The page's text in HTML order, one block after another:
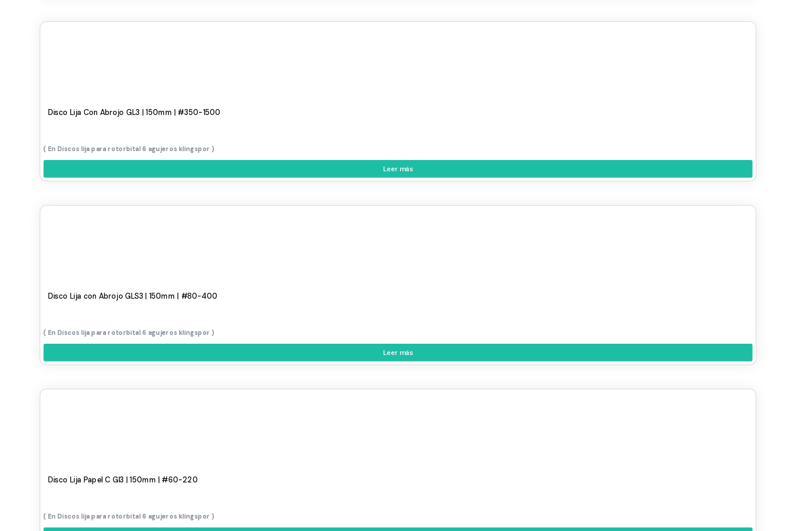
Disco Lija Con Abrojo GL3 | 150mm | #350-1500
Discos lija para rotorbital 6 agujeros klingspor
Leer más
Disco Lija con Abrojo GLS3 | 150mm | #80-400
Discos lija para rotorbital 6 agujeros klingspor
Leer más
Disco Lija Papel C Gl3 | 150mm | #60-220
Discos lija para rotorbital 6 agujeros klingspor